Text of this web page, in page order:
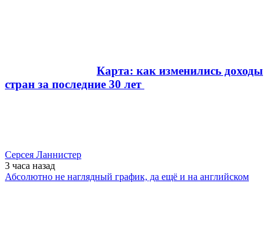
Карта: как изменились доходы
стран за последние 30 лет
Серсея Ланнистер
3 часа назад
Абсолютно не наглядный график, да ещё и на английском